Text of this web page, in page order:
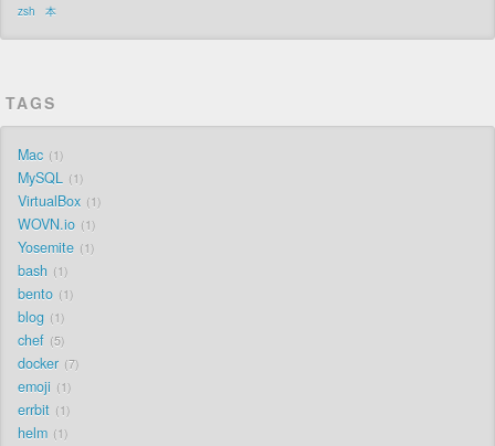
zsh
本
TAGS
Mac 1
MySQL 1
VirtualBox 1
WOVN.io 1
Yosemite 1
bash 1
bento 1
blog 1
chef 5
docker 7
emoji 1
errbit 1
helm 1